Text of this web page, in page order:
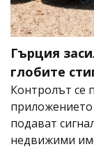
Гърция
глобите
Контролът се
приложението
подават
недвижими